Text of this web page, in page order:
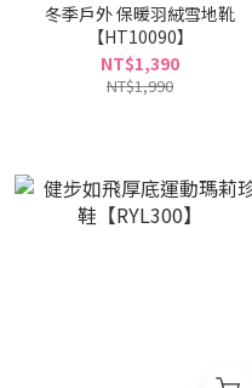
冬季戶外 保暖羽絨雪地靴
【HT10090】
NT$1,390
NT$1,990